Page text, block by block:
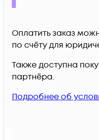
Оплатить заказ
по счёту для
Также доступна
партнёра.
Подробнее об